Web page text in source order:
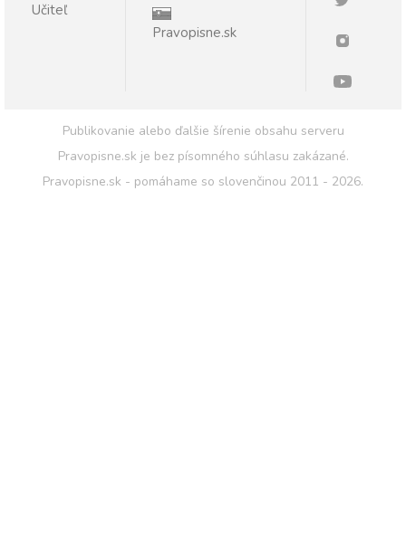
Učiteľ
Pravopisne.sk
Publikovanie alebo ďalšie šírenie obsahu serveru
Pravopisne.sk je bez písomného súhlasu zakázané.
Pravopisne.sk - pomáhame so slovenčinou 2011 - 2026.